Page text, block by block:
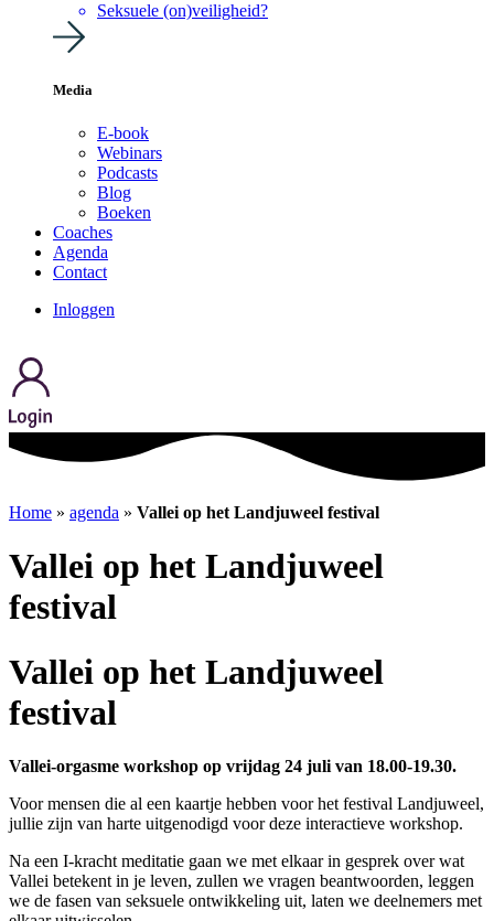
Seksuele (on)veiligheid?
Media
E-book
Webinars
Podcasts
Blog
Boeken
Coaches
Agenda
Contact
Inloggen
Home » agenda » Vallei op het Landjuweel festival
Vallei op het Landjuweel
festival
Vallei op het Landjuweel
festival
Vallei-orgasme workshop op vrijdag 24 juli van 18.00-19.30.
Voor mensen die al een kaartje hebben voor het festival Landjuweel,
jullie zijn van harte uitgenodigd voor deze interactieve workshop.
Na een I-kracht meditatie gaan we met elkaar in gesprek over wat
Vallei betekent in je leven, zullen we vragen beantwoorden, leggen
we de fasen van seksuele ontwikkeling uit, laten we deelnemers met